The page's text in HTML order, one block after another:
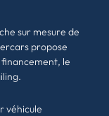
sur mesure de
propose
le
véhicule